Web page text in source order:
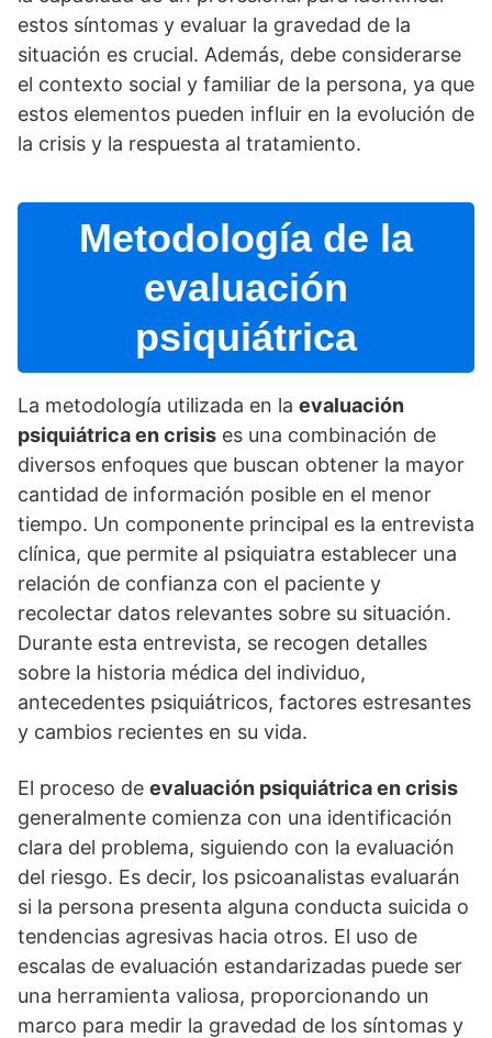
estos sí­ntomas y evaluar la gravedad de la
situación es crucial. Además, debe considerarse
el contexto social y familiar de la persona, ya que
estos elementos pueden influir en la evolución de
la crisis y la respuesta al tratamiento.
Metodologí­a de la
evaluación
psiquiátrica
La metodologí­a utilizada en la evaluación
psiquiátrica en crisis es una combinación de
diversos enfoques que buscan obtener la mayor
cantidad de información posible en el menor
tiempo. Un componente principal es la entrevista
clí­nica, que permite al psiquiatra establecer una
relación de confianza con el paciente y
recolectar datos relevantes sobre su situación.
Durante esta entrevista, se recogen detalles
sobre la historia médica del individuo,
antecedentes psiquiátricos, factores estresantes
y cambios recientes en su vida.
El proceso de evaluación psiquiátrica en crisis
generalmente comienza con una identificación
clara del problema, siguiendo con la evaluación
del riesgo. Es decir, los psicoanalistas evaluarán
si la persona presenta alguna conducta suicida o
tendencias agresivas hacia otros. El uso de
escalas de evaluación estandarizadas puede ser
una herramienta valiosa, proporcionando un
marco para medir la gravedad de los sí­ntomas y